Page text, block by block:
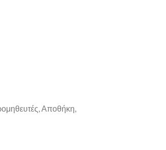
Αποθήκη,